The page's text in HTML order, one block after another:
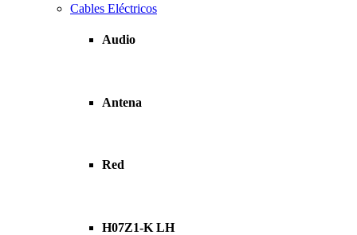
Cables Eléctricos
Audio
Antena
Red
H07Z1-K LH